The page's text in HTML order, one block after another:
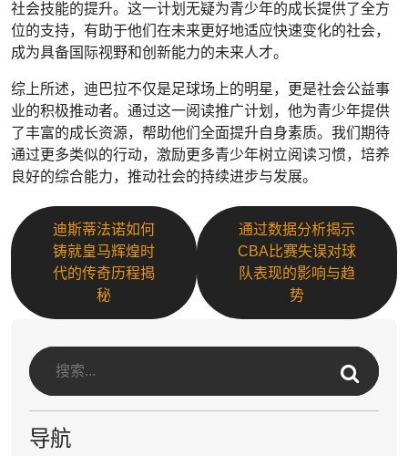
社会技能的提升。这一计划无疑为青少年的成长提供了全方
位的支持，有助于他们在未来更好地适应快速变化的社会，
成为具备国际视野和创新能力的未来人才。
综上所述，迪巴拉不仅是足球场上的明星，更是社会公益事
业的积极推动者。通过这一阅读推广计划，他为青少年提供
了丰富的成长资源，帮助他们全面提升自身素质。我们期待
通过更多类似的行动，激励更多青少年树立阅读习惯，培养
良好的综合能力，推动社会的持续进步与发展。
迪斯蒂法诺如何
铸就皇马辉煌时
代的传奇历程揭
秘
通过数据分析揭示
CBA比赛失误对球
队表现的影响与趋
势
导航